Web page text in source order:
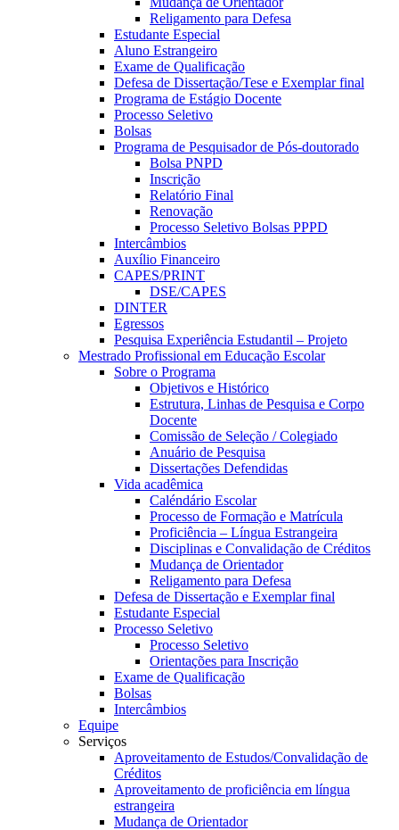
Religamento para Defesa
Estudante Especial
Aluno Estrangeiro
Exame de Qualificação
Defesa de Dissertação/Tese e Exemplar final
Programa de Estágio Docente
Processo Seletivo
Bolsas
Programa de Pesquisador de Pós-doutorado
Bolsa PNPD
Inscrição
Relatório Final
Renovação
Processo Seletivo Bolsas PPPD
Intercâmbios
Auxílio Financeiro
CAPES/PRINT
DSE/CAPES
DINTER
Egressos
Pesquisa Experiência Estudantil – Projeto
Mestrado Profissional em Educação Escolar
Sobre o Programa
Objetivos e Histórico
Estrutura, Linhas de Pesquisa e Corpo
Docente
Comissão de Seleção / Colegiado
Anuário de Pesquisa
Dissertações Defendidas
Vida acadêmica
Caléndário Escolar
Processo de Formação e Matrícula
Proficiência – Língua Estrangeira
Disciplinas e Convalidação de Créditos
Mudança de Orientador
Religamento para Defesa
Defesa de Dissertação e Exemplar final
Estudante Especial
Processo Seletivo
Processo Seletivo
Orientações para Inscrição
Exame de Qualificação
Bolsas
Intercâmbios
Equipe
Serviços
Aproveitamento de Estudos/Convalidação de
Créditos
Aproveitamento de proficiência em língua
estrangeira
Mudança de Orientador